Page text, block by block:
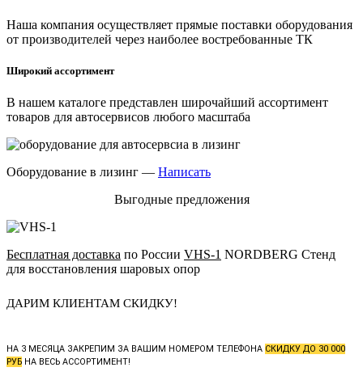
Наша компания осуществляет прямые поставки оборудования
от производителей через наиболее востребованные ТК
Широкий ассортимент
В нашем каталоге представлен широчайший ассортимент
товаров для автосервисов любого масштаба
Оборудование в лизинг — Написать
Выгодные предложения
Бесплатная доставка по России VHS-1 NORDBERG Стенд
для восстановления шаровых опор
ДАРИМ КЛИЕНТАМ СКИДКУ!
НА 3 МЕСЯЦА ЗАКРЕПИМ ЗА ВАШИМ НОМЕРОМ ТЕЛЕФОНА СКИДКУ ДО 30 000
РУБ НА ВЕСЬ АССОРТИМЕНТ!